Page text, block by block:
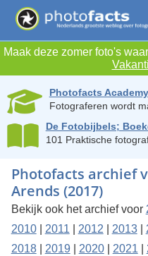
Maak deze zomer foto's
Photofacts
Fotograferen wordt
De Fotobijbels;
101 Praktische
Photofacts archief
Arends (2017)
Bekijk ook het archief voor
2010| 2011| 2012 2013|
2018| 2019 2020| 2021|